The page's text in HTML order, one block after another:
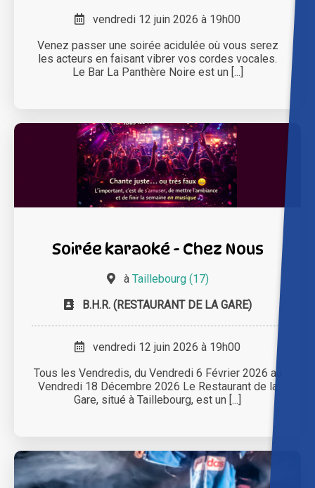
vendredi 12 juin 2026 à 19h00
Venez passer une soirée acidulée où vous serez
les acteurs en faisant vibrer vos cordes vocales.
Le Bar La Panthère Noire est un [...]
Soirée karaoké - Chez Nous
à Taillebourg (17)
B.H.R. (RESTAURANT DE LA GARE)
vendredi 12 juin 2026 à 19h00
Tous les Vendredis, du Vendredi 6 Février 2026 au
Vendredi 18 Décembre 2026 Le Restaurant de la
Gare, situé à Taillebourg, est un [...]